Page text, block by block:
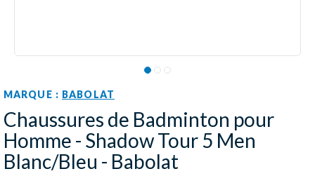
MARQUE : BABOLAT
Chaussures de Badminton pour
Homme - Shadow Tour 5 Men
Blanc/Bleu - Babolat